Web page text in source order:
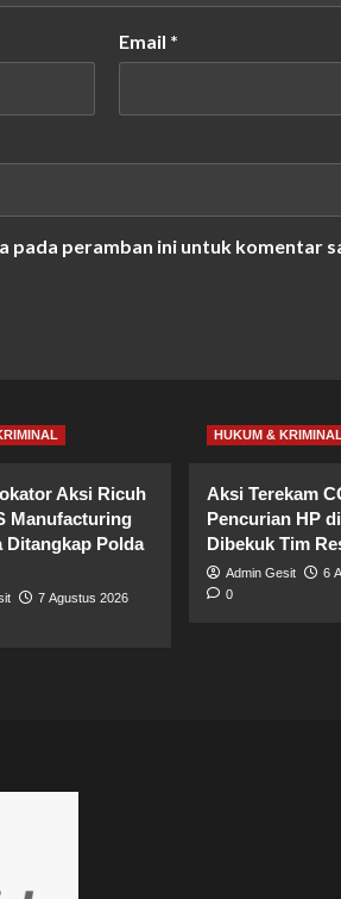
Email *
pada peramban ini untuk komentar
Aksi Ricuh
Manufacturing
Ditangkap Polda
7 Agustus 2026
HUKUM & KRIMINAL
Aksi Terekam
Pencurian HP
Dibekuk Tim
Admin Gesit
6
0